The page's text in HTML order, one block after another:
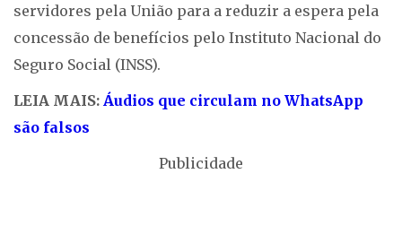
servidores pela União para a reduzir a espera pela
concessão de benefícios pelo Instituto Nacional do
Seguro Social (INSS).
LEIA MAIS: Áudios que circulam no WhatsApp
são falsos
Publicidade